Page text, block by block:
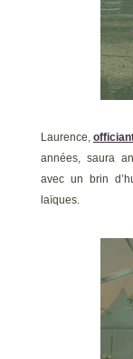
Laurence,
années, saura
avec un brin
laïques.